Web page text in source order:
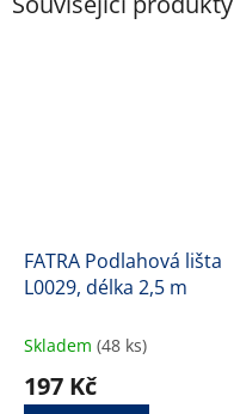
FATRA Podlahová lišta
L0029, délka 2,5 m
Skladem (48 ks)
197 Kč